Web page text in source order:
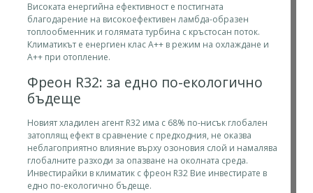
Високата енергийна ефективност е постигната
благодарение на високоефективен ламбда-образен
топлообменник и голямата турбина с кръстосан поток.
Климатикът е енергиен клас А++ в режим на охлаждане и
А++ при отопление.
Фреон R32: за едно по-екологично
бъдеще
Новият хладилен агент R32 има с 68% по-нисък глобален
затоплящ ефект в сравнение с предходния, не оказва
неблагоприятно влияние върху озоновия слой и намалява
глобалните разходи за опазване на околната среда.
Инвестирайки в климатик с фреон R32 Вие инвестирате в
едно по-екологично бъдеще.